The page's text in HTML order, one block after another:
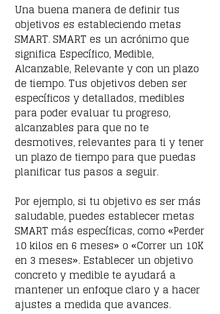
Una buena manera de definir tus
objetivos es estableciendo metas
SMART. SMART es un acrónimo que
significa Específico, Medible,
Alcanzable, Relevante y con un plazo
de tiempo. Tus objetivos deben ser
específicos y detallados, medibles
para poder evaluar tu progreso,
alcanzables para que no te
desmotives, relevantes para ti y tener
un plazo de tiempo para que puedas
planificar tus pasos a seguir.
Por ejemplo, si tu objetivo es ser más
saludable, puedes establecer metas
SMART más específicas, como «Perder
10 kilos en 6 meses» o «Correr un 10K
en 3 meses». Establecer un objetivo
concreto y medible te ayudará a
mantener un enfoque claro y a hacer
ajustes a medida que avances.